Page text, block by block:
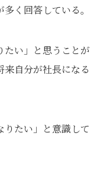
く回答している。
たい」と思うことが
自分が社長になる
たい」と意識して